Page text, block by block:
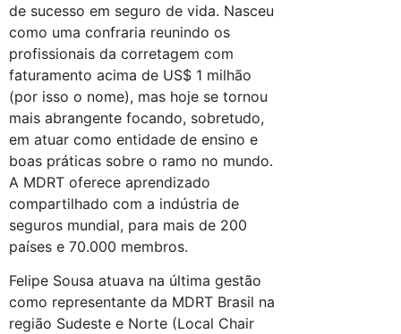
de sucesso em seguro de vida. Nasceu
como uma confraria reunindo os
profissionais da corretagem com
faturamento acima de US$ 1 milhão
(por isso o nome), mas hoje se tornou
mais abrangente focando, sobretudo,
em atuar como entidade de ensino e
boas práticas sobre o ramo no mundo.
A MDRT oferece aprendizado
compartilhado com a indústria de
seguros mundial, para mais de 200
países e 70.000 membros.
Felipe Sousa atuava na última gestão
como representante da MDRT Brasil na
região Sudeste e Norte (Local Chair